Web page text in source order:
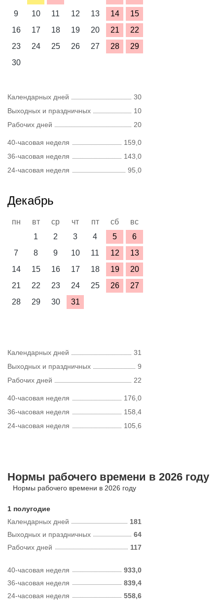
9
10 11 12 13 14
15
16
17 18 19 20 21
22
23
24 25 26 27 28
29
30
Календарных дней
30
Выходных и праздничных
10
Рабочих дней
20
40-часовая неделя
159,0
36-часовая неделя
143,0
24-часовая неделя
95,0
Декабрь
пн вт ср чт пт сб
вс
1
2 3 4 5
6
7
8 9 10 11 12
13
14
15 16 17 18 19
20
21
22 23 24 25 26
27
28
29 30 31
Календарных дней
31
Выходных и праздничных
9
Рабочих дней
22
40-часовая неделя
176,0
36-часовая неделя
158,4
24-часовая неделя
105,6
Нормы рабочего времени в 2026 году
Нормы рабочего времени в 2026 году
1 полугодие
Календарных дней
181
Рабочих дней 117
Выходных и праздничных 64
40-часовая неделя
933,0
36-часовая неделя
839,4
24-часовая неделя
558,6